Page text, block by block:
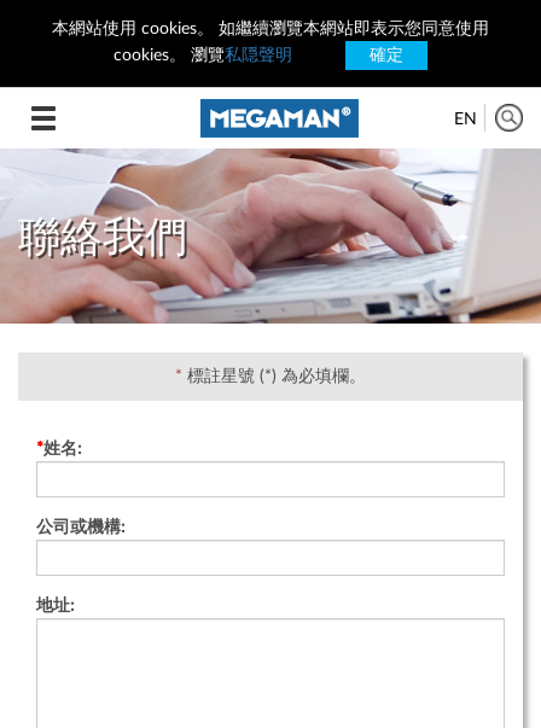
本網站使用 cookies。 如繼續瀏覽本網站即表示您同意使用
cookies。 瀏覽私隠聲明 確定
Toggle
EN
聯絡我們
* 標註星號 (*) 為必填欄。
*姓名:
公司或機構:
地址: